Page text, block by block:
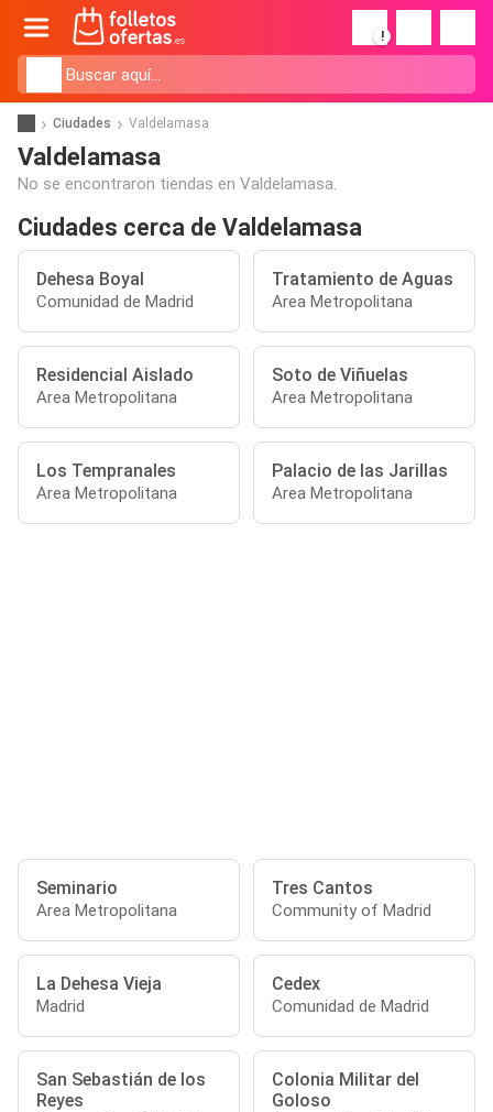
!
Ciudades Valdelamasa
Valdelamasa
No se encontraron tiendas en Valdelamasa.
Ciudades cerca de Valdelamasa
Dehesa Boyal
Comunidad de Madrid
Tratamiento de Aguas
Area Metropolitana
Residencial Aislado
Area Metropolitana
Soto de Viñuelas
Area Metropolitana
Los Tempranales
Area Metropolitana
Palacio de las Jarillas
Area Metropolitana
Seminario
Area Metropolitana
Tres Cantos
Community of Madrid
La Dehesa Vieja
Madrid
Cedex
Comunidad de Madrid
San Sebastián de los
Reyes
Colonia Militar del
Goloso